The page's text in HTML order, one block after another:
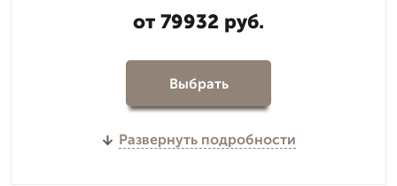
от 79932 руб.
Выбрать
Развернуть подробности